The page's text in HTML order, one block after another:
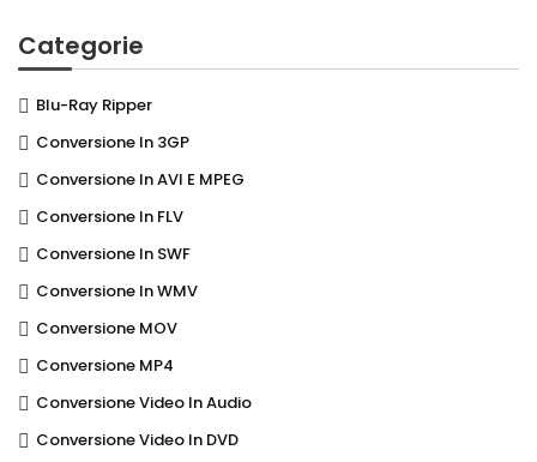
Categorie
Blu-Ray Ripper
Conversione In 3GP
Conversione In AVI E MPEG
Conversione In FLV
Conversione In SWF
Conversione In WMV
Conversione MOV
Conversione MP4
Conversione Video In Audio
Conversione Video In DVD